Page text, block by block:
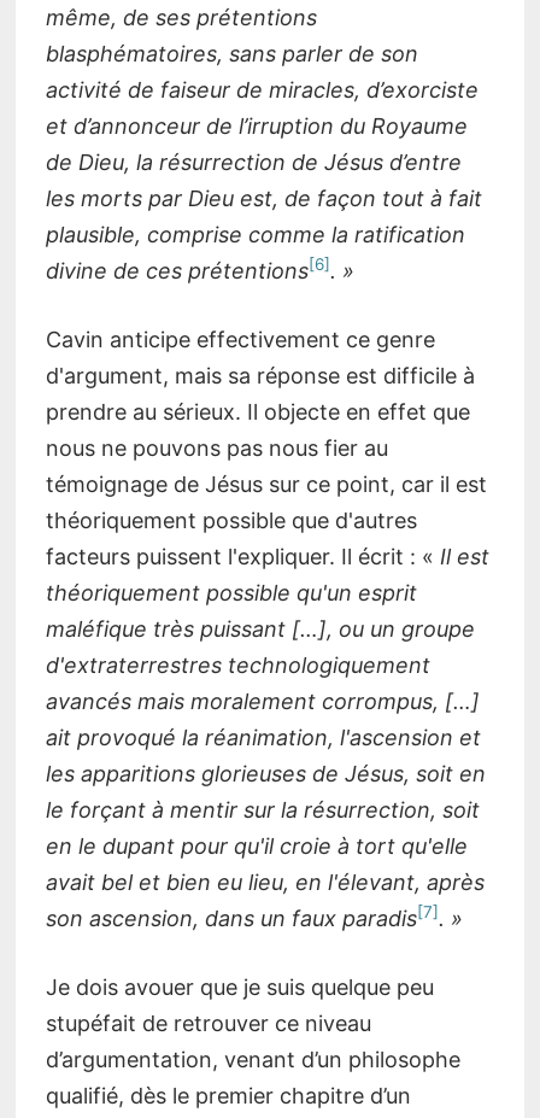
même, de ses prétentions
blasphématoires, sans parler de son
activité de faiseur de miracles, d’exorciste
et d’annonceur de l’irruption du Royaume
de Dieu, la résurrection de Jésus d’entre
les morts par Dieu est, de façon tout à fait
plausible, comprise comme la ratification
divine de ces prétentions 6 . »
Cavin anticipe effectivement ce genre
d'argument, mais sa réponse est difficile à
prendre au sérieux. Il objecte en effet que
nous ne pouvons pas nous fier au
témoignage de Jésus sur ce point, car il est
théoriquement possible que d'autres
facteurs puissent l'expliquer. Il écrit : « Il est
théoriquement possible qu'un esprit
maléfique très puissant […], ou un groupe
d'extraterrestres technologiquement
avancés mais moralement corrompus, […]
ait provoqué la réanimation, l'ascension et
les apparitions glorieuses de Jésus, soit en
le forçant à mentir sur la résurrection, soit
en le dupant pour qu'il croie à tort qu'elle
avait bel et bien eu lieu, en l'élevant, après
son ascension, dans un faux paradis 7 . »
Je dois avouer que je suis quelque peu
stupéfait de retrouver ce niveau
d’argumentation, venant d’un philosophe
qualifié, dès le premier chapitre d’un